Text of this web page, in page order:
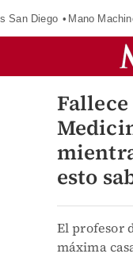
San Diego Mano
esto
El profesor
máxima